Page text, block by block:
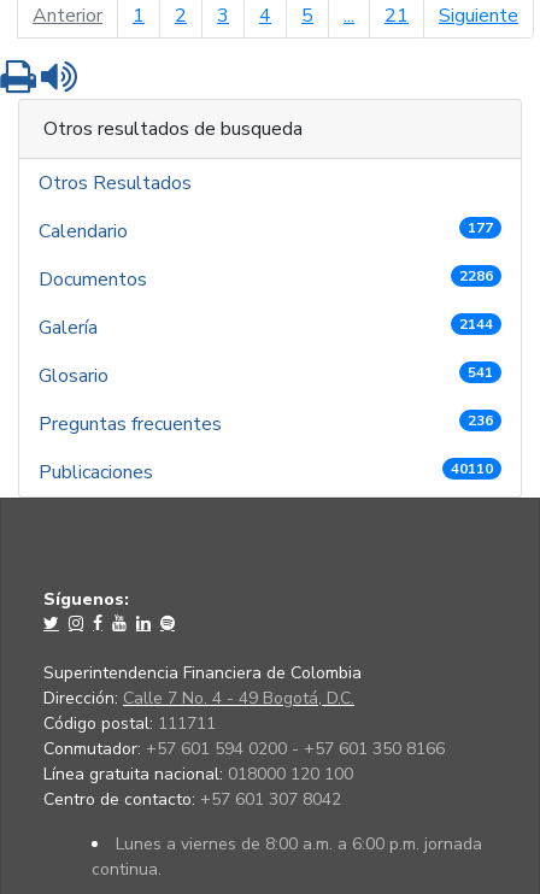
Anteriorpágina anterior
1 2 3 4 5 ... 21 Siguiente
Imprimir
Otros resultados de busqueda
Otros Resultados
Calendario
177
Documentos 2286
Galería 2144
Glosario 541
Preguntas frecuentes 236
Publicaciones 40110
Síguenos:
Superintendencia Financiera de Colombia
Dirección: Calle 7 No. 4 - 49 Bogotá, D.C.
Código postal: 111711
Conmutador: +57 601 594 0200 - +57 601 350 8166
Línea gratuita nacional: 018000 120 100
Centro de contacto: +57 601 307 8042
Lunes a viernes de 8:00 a.m. a 6:00 p.m. jornada
continua.